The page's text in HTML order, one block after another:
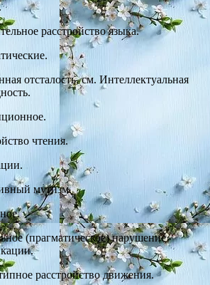
расстройство языка.
отсталость, см. Интеллектуальная
чтения.
мутизм.
(прагматическое) нарушение
расстройство движения.